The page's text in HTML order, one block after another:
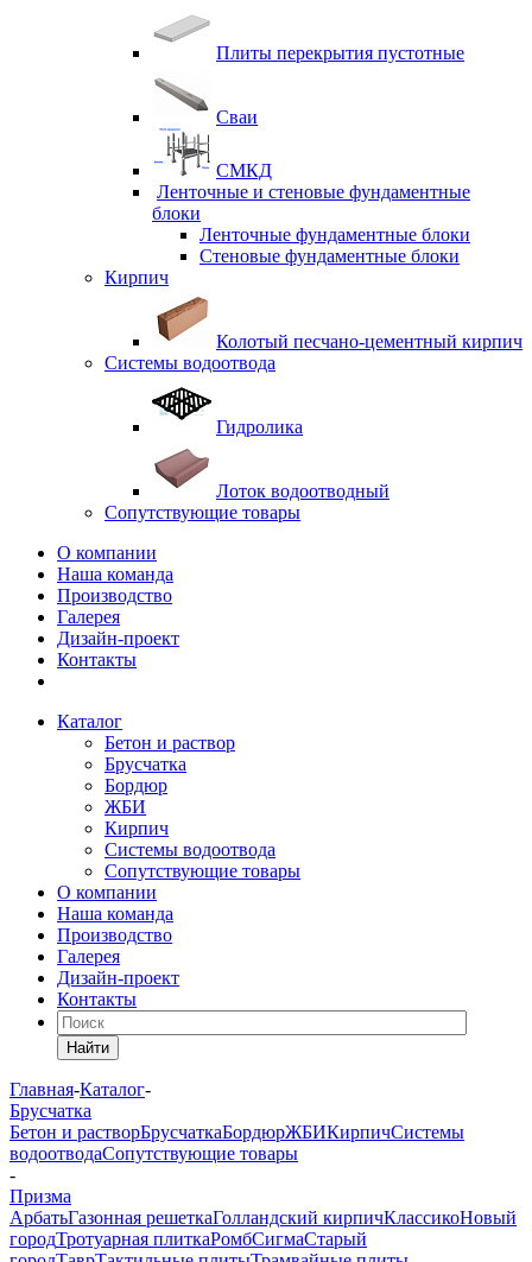
Плиты перекрытия пустотные
Сваи
СМКД
Ленточные и стеновые фундаментные
блоки
Ленточные фундаментные блоки
Стеновые фундаментные блоки
Кирпич
Колотый песчано-цементный кирпич
Системы водоотвода
Гидролика
Лоток водоотводный
Сопутствующие товары
О компании
Наша команда
Производство
Галерея
Дизайн-проект
Контакты
Каталог
Бетон и раствор
Брусчатка
Бордюр
ЖБИ
Кирпич
Системы водоотвода
Сопутствующие товары
О компании
Наша команда
Производство
Галерея
Дизайн-проект
Контакты
Найти
Главная-Каталог-
Брусчатка
Бетон и растворБрусчаткаБордюрЖБИКирпичСистемы
водоотводаСопутствующие товары
-
Призма
АрбатьГазонная решеткаГолландский кирпичКлассикоНовый
городТротуарная плиткаРомбСигмаСтарый